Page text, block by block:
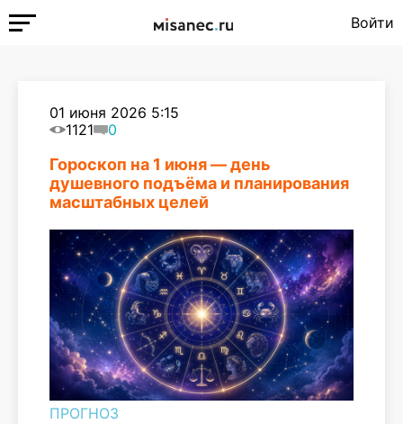
Войти
01 июня 2026 5:15
1121
0
Гороскоп на 1 июня — день
душевного подъёма и планирования
масштабных целей
ПРОГНОЗ